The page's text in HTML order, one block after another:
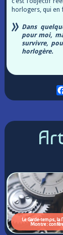
horlogers, qui en
Dans
pour moi,
survivre,
horlogère.
Le Garde-temps, la
Montre :